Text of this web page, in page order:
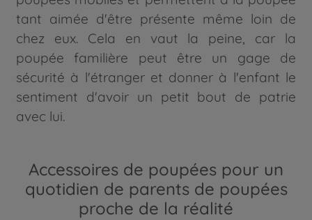
tant aimée d'être présente même loin de
chez eux. Cela en vaut la peine, car la
poupée familière peut être un gage de
sécurité à l'étranger et donner à l'enfant le
sentiment d'avoir un petit bout de patrie
avec lui.
Accessoires de poupées pour un
quotidien de parents de poupées
proche de la réalité